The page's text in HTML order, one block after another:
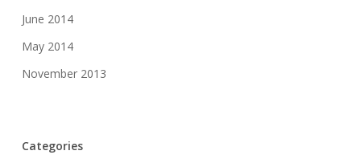
June 2014
May 2014
November 2013
Categories